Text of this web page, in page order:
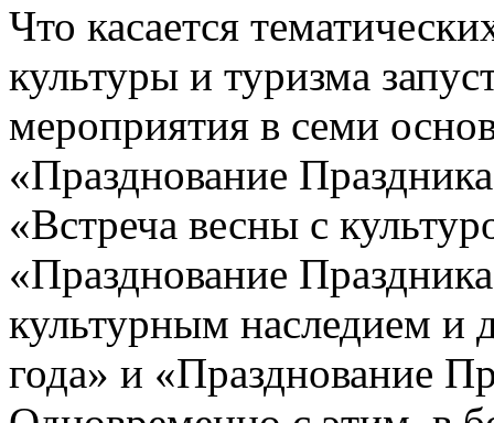
Что касается
культуры и туризма
мероприятия в семи
«Празднование
«Встреча весны с
«Празднование
культурным наследием и
года» и «Празднование